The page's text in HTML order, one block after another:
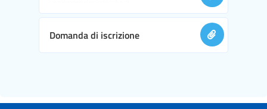
Domanda di iscrizione